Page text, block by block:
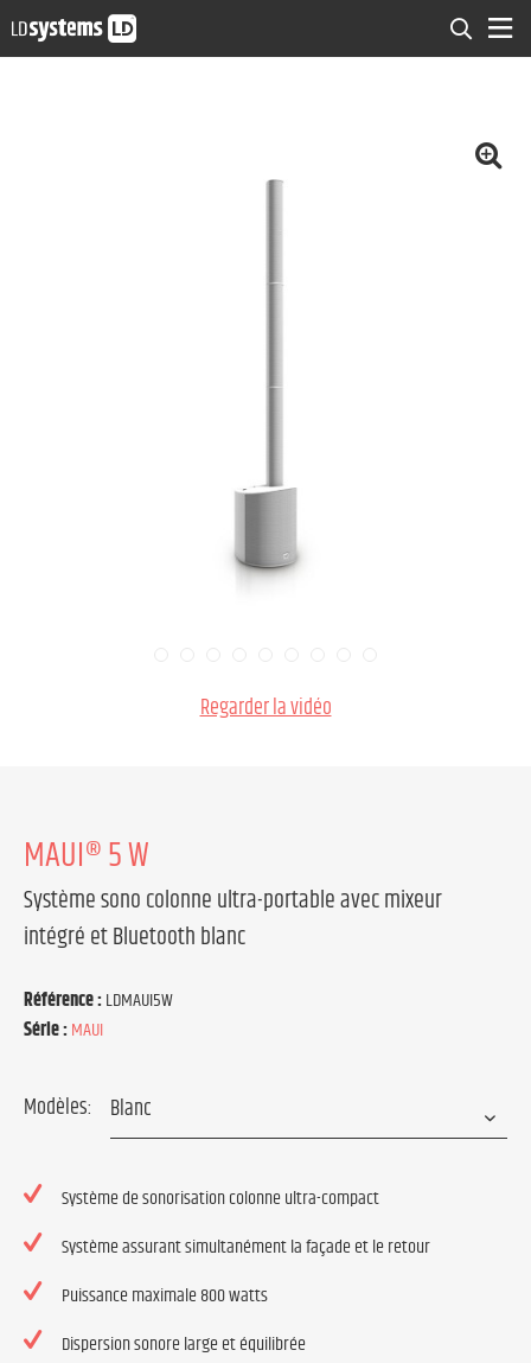
Regarder la vidéo
MAUI® 5 W
Système sono colonne ultra-portable avec mixeur
intégré et Bluetooth blanc
Référence :LDMAUI5W
Série :MAUI
Modèles:
Système de sonorisation colonne ultra-compact
Système assurant simultanément la façade et le retour
Puissance maximale 800 watts
Dispersion sonore large et équilibrée